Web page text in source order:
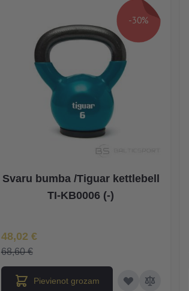
-30%
Svaru bumba /Tiguar kettlebell
TI-KB0006 (-)
Īpaša Cena
48,02 €
68,60 €
Pievienot grozam